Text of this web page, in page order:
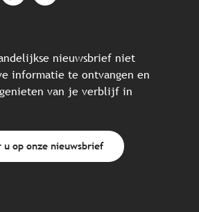
nieuwsbrief niet
informatie te ontvangen en
van je verblijf in
u op onze nieuwsbrief